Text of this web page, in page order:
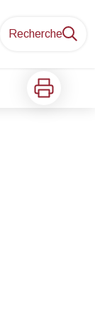
Recherche
Imprimer